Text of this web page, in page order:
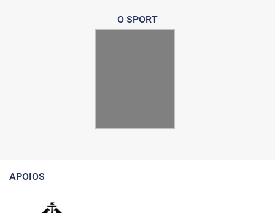
O SPORT
APOIOS